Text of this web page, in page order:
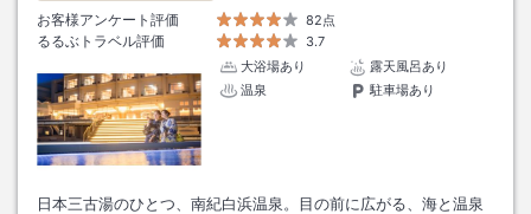
お客様アンケート評価
82点
るるぶトラベル評価
3.7
大浴場あり
露天風呂あり
温泉
駐車場あり
日本三古湯のひとつ、南紀白浜温泉。目の前に広がる、海と温泉